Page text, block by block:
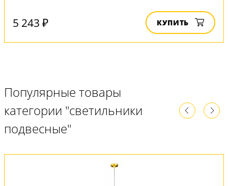
5 243 ₽ КУПИТЬ
Популярные товары
категории "светильники
подвесные"